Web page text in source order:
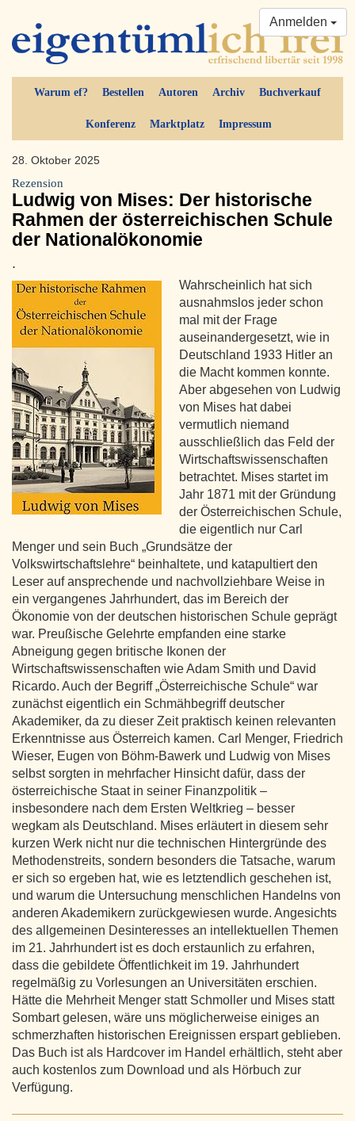
Warum ef? Bestellen Autoren Archiv Buchverkauf
Konferenz Marktplatz Impressum
Anmelden
28. Oktober 2025
Rezension
Ludwig von Mises: Der historische
Rahmen der österreichischen Schule
der Nationalökonomie
.
Wahrscheinlich hat sich
ausnahmslos jeder schon
mal mit der Frage
auseinandergesetzt, wie in
Deutschland 1933 Hitler an
die Macht kommen konnte.
Aber abgesehen von Ludwig
von Mises hat dabei
vermutlich niemand
ausschließlich das Feld der
Wirtschaftswissenschaften
betrachtet. Mises startet im
Jahr 1871 mit der Gründung
der Österreichischen Schule,
die eigentlich nur Carl
Menger und sein Buch „Grundsätze der
Volkswirtschaftslehre“ beinhaltete, und katapultiert den
Leser auf ansprechende und nachvollziehbare Weise in
ein vergangenes Jahrhundert, das im Bereich der
Ökonomie von der deutschen historischen Schule geprägt
war. Preußische Gelehrte empfanden eine starke
Abneigung gegen britische Ikonen der
Wirtschaftswissenschaften wie Adam Smith und David
Ricardo. Auch der Begriff „Österreichische Schule“ war
zunächst eigentlich ein Schmähbegriff deutscher
Akademiker, da zu dieser Zeit praktisch keinen relevanten
Erkenntnisse aus Österreich kamen. Carl Menger, Friedrich
Wieser, Eugen von Böhm-Bawerk und Ludwig von Mises
selbst sorgten in mehrfacher Hinsicht dafür, dass der
österreichische Staat in seiner Finanzpolitik –
insbesondere nach dem Ersten Weltkrieg – besser
wegkam als Deutschland. Mises erläutert in diesem sehr
kurzen Werk nicht nur die technischen Hintergründe des
Methodenstreits, sondern besonders die Tatsache, warum
er sich so ergeben hat, wie es letztendlich geschehen ist,
und warum die Untersuchung menschlichen Handelns von
anderen Akademikern zurückgewiesen wurde. Angesichts
des allgemeinen Desinteresses an intellektuellen Themen
im 21. Jahrhundert ist es doch erstaunlich zu erfahren,
dass die gebildete Öffentlichkeit im 19. Jahrhundert
regelmäßig zu Vorlesungen an Universitäten erschien.
Hätte die Mehrheit Menger statt Schmoller und Mises statt
Sombart gelesen, wäre uns möglicherweise einiges an
schmerzhaften historischen Ereignissen erspart geblieben.
Das Buch ist als Hardcover im Handel erhältlich, steht aber
auch kostenlos zum Download und als Hörbuch zur
Verfügung.